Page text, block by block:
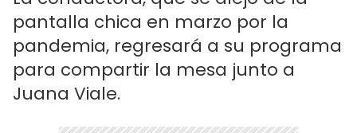
pantalla chica en marzo por la
pandemia, regresará a su programa
para compartir la mesa junto a
Juana Viale.